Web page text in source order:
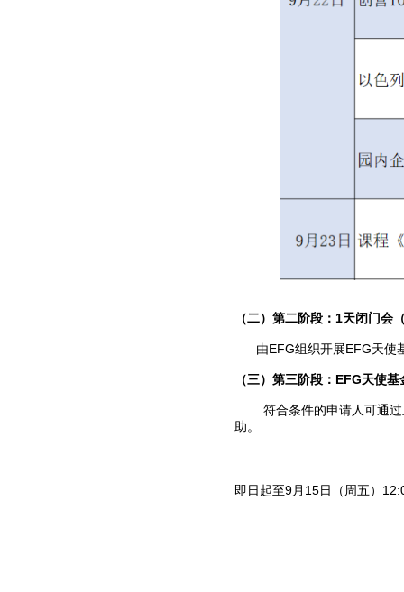
（二）第二阶段：1天闭门会
由EFG组织开展EFG天使基
（三）第三阶段：EFG天使基
符合条件的申请人可通过
助。
即日起至9月15日（周五）